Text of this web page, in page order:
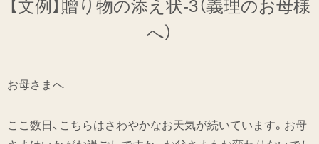
【文例】贈り物の添え状-3（義理のお母様
へ）
お母さまへ
ここ数日、こちらはさわやかなお天気が続いています。お母
仕事の文例
特集